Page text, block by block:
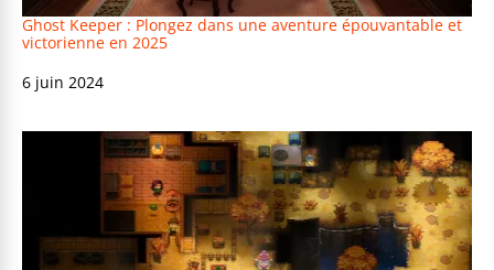
Ghost Keeper : Plongez dans une aventure épouvantable et
victorienne en 2025
Date
6 juin 2024